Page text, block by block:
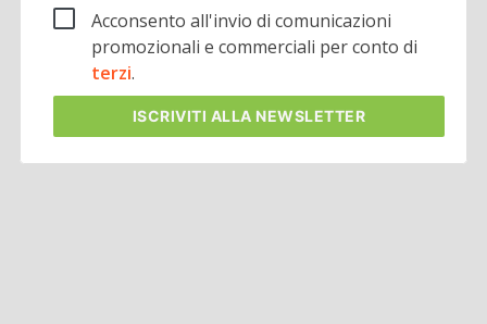
Acconsento all'invio di comunicazioni
promozionali e commerciali per conto di
terzi.
ISCRIVITI ALLA NEWSLETTER